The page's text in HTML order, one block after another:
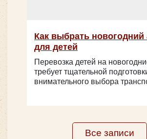
Количество мест:
Цена от:1800 руб/
или сделать
Как выбрать новогодний
для детей
Перевозка детей на
требует тщательной
внимательного выбора
Все записи